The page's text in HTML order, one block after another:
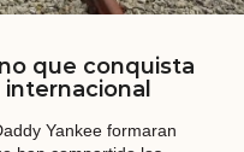
que conquista
Yankee formaran